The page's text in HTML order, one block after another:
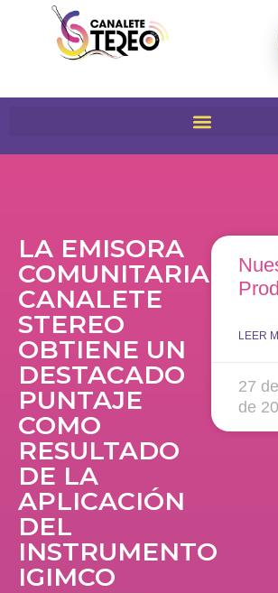
LA EMISORA
COMUNITARIA
CANALETE
STEREO
OBTIENE UN
DESTACADO
PUNTAJE
COMO
RESULTADO
DE LA
APLICACIÓN
DEL
INSTRUMENTO
IGIMCO
LEER
27
de